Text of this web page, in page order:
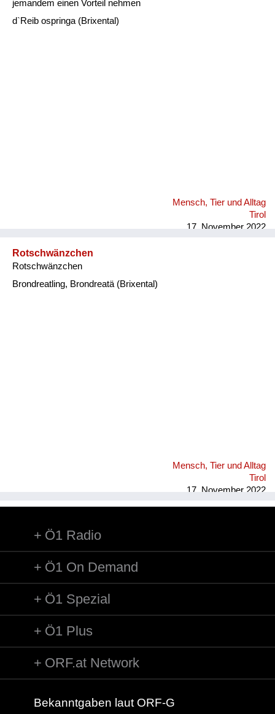
jemandem einen Vorteil nehmen
d`Reib ospringa (Brixental)
Mensch, Tier und Alltag
Tirol
17. November 2022
Rotschwänzchen
Rotschwänzchen
Brondreatling, Brondreatä (Brixental)
Mensch, Tier und Alltag
Tirol
17. November 2022
Ö1 Radio
Ö1 On Demand
Ö1 Spezial
Ö1 Plus
ORF.at Network
Bekanntgaben laut ORF-G